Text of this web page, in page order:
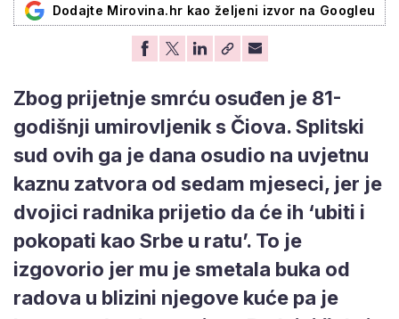
Dodajte Mirovina.hr kao željeni izvor na Googleu
Zbog prijetnje smrću osuđen je 81-
godišnji umirovljenik s Čiova. Splitski
sud ovih ga je dana osudio na uvjetnu
kaznu zatvora od sedam mjeseci, jer je
dvojici radnika prijetio da će ih ‘ubiti i
pokopati kao Srbe u ratu’. To je
izgovorio jer mu je smetala buka od
radova u blizini njegove kuće pa je